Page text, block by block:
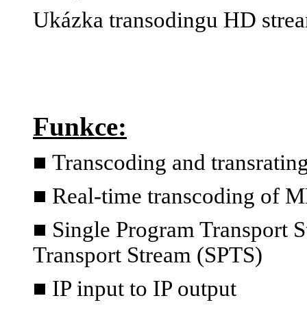
Ukázka transodingu HD
Funkce:
■ Transcoding and
■ Real-time transcoding of
■ Single Program Transport
Transport Stream (SPTS)
■ IP input to IP output